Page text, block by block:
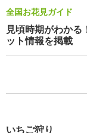
全国お花見ガイド
見頃時期がわか
ット情報を掲載
いちご狩り